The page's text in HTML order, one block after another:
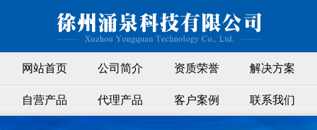
网站首页 公司简介 资质荣誉 解决方案
自营产品 代理产品 客户案例 联系我们